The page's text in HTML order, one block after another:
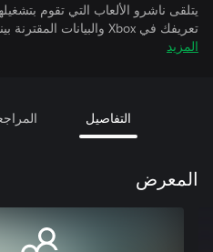
يتلقى ناشرو الألعاب التي تقوم
تعريفك في Xbox والبيانات المقترنة بينما تمارس الألعاب.
المزيد
التفاصيل
المعرض